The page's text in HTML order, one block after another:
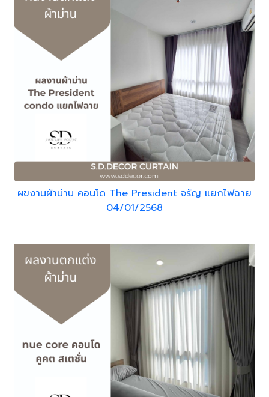
ผฃงานผ้าม่าน คอนโด The President จรัญ แยกไฟฉาย
04/01/2568